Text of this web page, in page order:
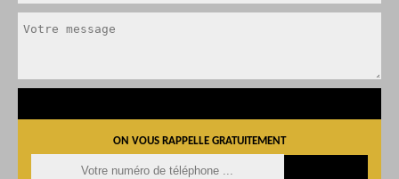
ON VOUS RAPPELLE GRATUITEMENT